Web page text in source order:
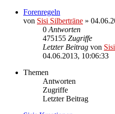
Forenregeln
von Sisi Silberträne »
0 Antworten
475155 Zugriffe
Letzter Beitrag von
04.06.2013, 10:06:33
Themen
Antworten
Zugriffe
Letzter Beitrag